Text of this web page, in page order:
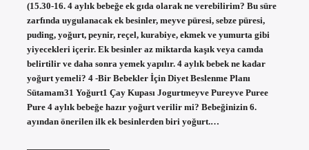
(15.30-16. 4 aylık bebeğe ek gıda olarak ne verebilirim? Bu süre
zarfında uygulanacak ek besinler, meyve püresi, sebze püresi,
puding, yoğurt, peynir, reçel, kurabiye, ekmek ve yumurta gibi
yiyecekleri içerir. Ek besinler az miktarda kaşık veya camda
belirtilir ve daha sonra yemek yapılır. 4 aylık bebek ne kadar
yoğurt yemeli? 4 -Bir Bebekler İçin Diyet Beslenme Planı
Sütamam31 Yoğurt1 Çay Kupası Jogurtmeyve Pureyve Puree
Pure 4 aylık bebeğe hazır yoğurt verilir mi? Bebeğinizin 6.
ayından önerilen ilk ek besinlerden biri yoğurt.…